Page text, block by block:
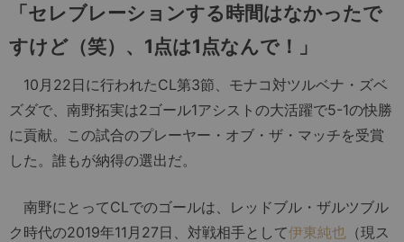
「セレブレーションする時間はなかったで
すけど（笑）、1点は1点なんで！」
10月22日に行われたCL第3節、モナコ対ツルベナ・ズベ
ズダで、南野拓実は2ゴール1アシストの大活躍で5-1の快勝
に貢献。この試合のプレーヤー・オブ・ザ・マッチを受賞
した。誰もが納得の選出だ。
南野にとってCLでのゴールは、レッドブル・ザルツブル
ク時代の2019年11月27日、対戦相手として伊東純也 （現ス